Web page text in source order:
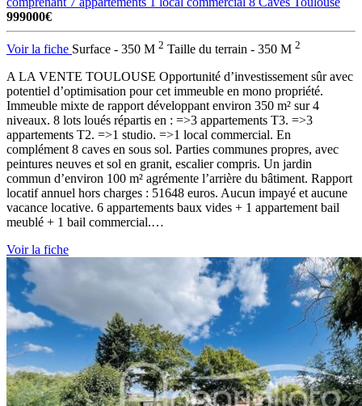
999000€
Voir la fiche Surface - 350 M 2 Taille du terrain - 350 M 2
A LA VENTE TOULOUSE Opportunité d’investissement sûr avec
potentiel d’optimisation pour cet immeuble en mono propriété.
Immeuble mixte de rapport développant environ 350 m² sur 4
niveaux. 8 lots loués répartis en : =>3 appartements T3. =>3
appartements T2. =>1 studio. =>1 local commercial. En
complément 8 caves en sous sol. Parties communes propres, avec
peintures neuves et sol en granit, escalier compris. Un jardin
commun d’environ 100 m² agrémente l’arrière du bâtiment. Rapport
locatif annuel hors charges : 51648 euros. Aucun impayé et aucune
vacance locative. 6 appartements baux vides + 1 appartement bail
meublé + 1 bail commercial.…
Voir la fiche